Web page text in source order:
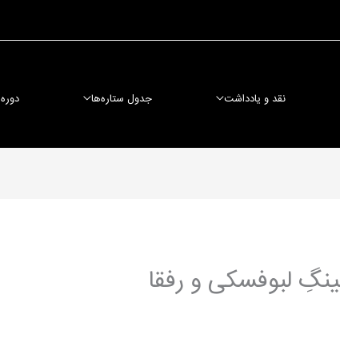
نقد و یادداشت جدول ستاره‌ها
لبوفسکی و رفقا